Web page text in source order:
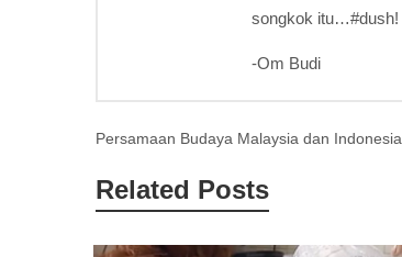
songkok itu…#dush!
-Om Budi
Post
navigation
Persamaan Budaya Malaysia dan Indonesia
Related Posts